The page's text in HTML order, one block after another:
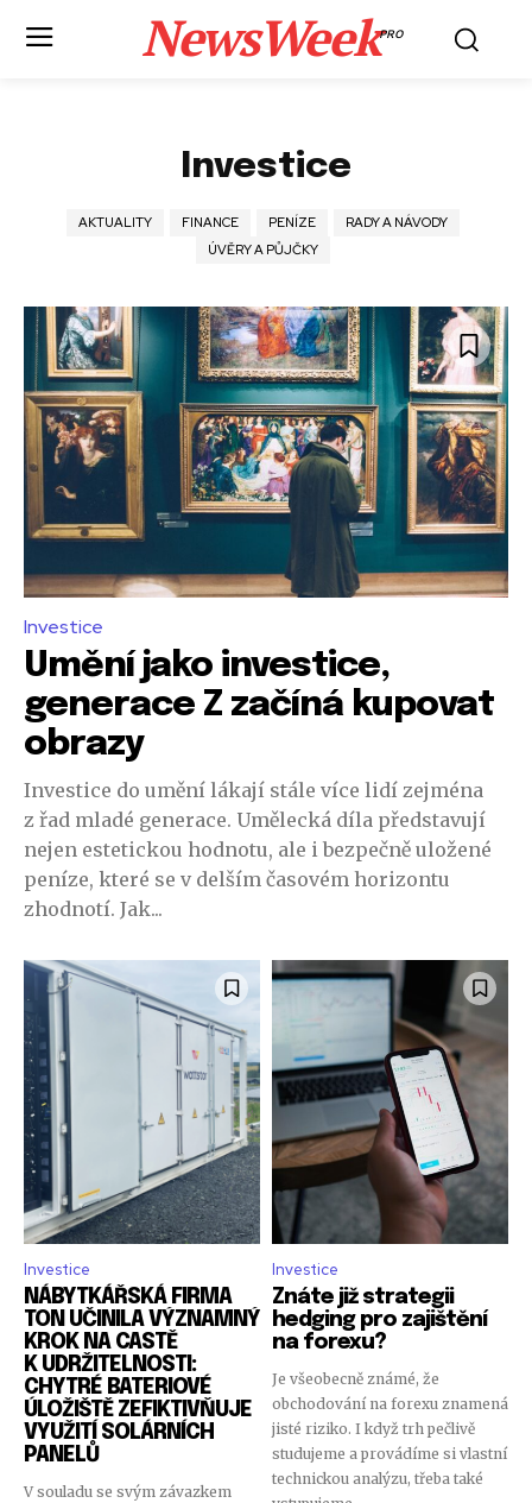
NewsWeekPRO
Investice
AKTUALITY FINANCE PENÍZE
RADY A NÁVODY
ÚVĚRY A PŮJČKY
Investice
Umění jako investice,
generace Z začíná kupovat
obrazy
Investice do umění lákají stále více lidí zejména
z řad mladé generace. Umělecká díla představují
nejen estetickou hodnotu, ale i bezpečně uložené
peníze, které se v delším časovém horizontu
zhodnotí. Jak...
Investice
NÁBYTKÁŘSKÁ FIRMA
TON UČINILA VÝZNAMNÝ
KROK NA CASTĚ
K UDRŽITELNOSTI:
CHYTRÉ BATERIOVÉ
ÚLOŽIŠTĚ ZEFIKTIVŇUJE
VYUŽITÍ SOLÁRNÍCH
PANELŮ
V souladu se svým závazkem
Investice
Znáte již strategii
hedging pro zajištění
na forexu?
Je všeobecně známé, že
obchodování na forexu znamená
jisté riziko. I když trh pečlivě
studujeme a provádíme si vlastní
technickou analýzu, třeba také